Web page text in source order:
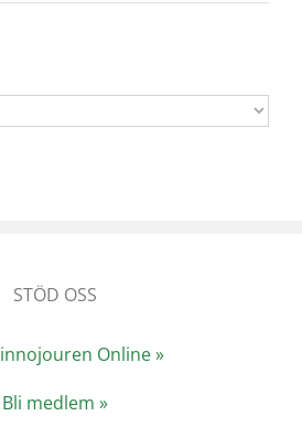
STÖD OSS
Online »
Bli medlem »